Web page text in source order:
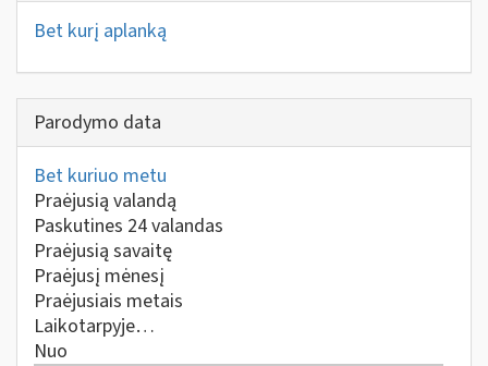
Bet kurį aplanką
Parodymo data
Bet kuriuo metu
Praėjusią valandą
Paskutines 24 valandas
Praėjusią savaitę
Praėjusį mėnesį
Praėjusiais metais
Laikotarpyje…
Nuo